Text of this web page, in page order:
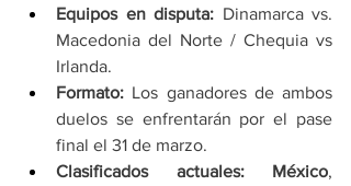
Equipos en disputa: Dinamarca vs.
Macedonia del Norte / Chequia vs
Irlanda.
Formato: Los ganadores de ambos
duelos se enfrentarán por el pase
final el 31 de marzo.
Clasificados actuales:
México,